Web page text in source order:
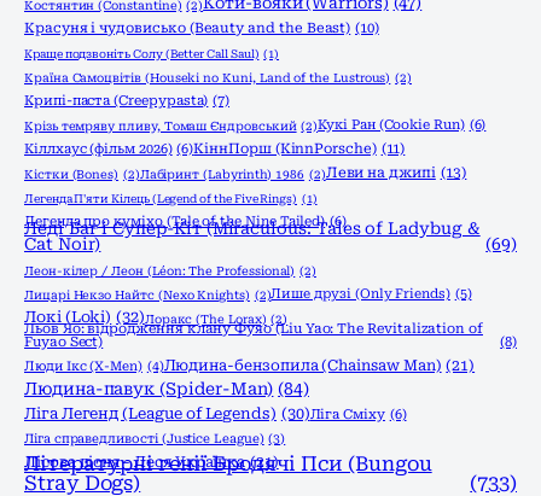
Костянтин (Constantine) (2)
Красуня і чудовисько (Beauty and the Beast) (10)
Краще подзвоніть Солу (Better Call Saul) (1)
Країна Самоцвітів (Houseki no Kuni, Land of the Lustrous) (2)
Крипі-паста (Creepypasta) (7)
Крізь темряву пливу, Томаш Єндровський (2)Кукі Ран (Cookie Run) (6)
Кіллхаус (фільм 2026) (6)КіннПорш (KinnPorsche) (11)
Кістки (Bones) (2)Лабіринт (Labyrinth) 1986 (2)Леви на джипі (13)
Легенда П'яти Кілець (Legend of the Five Rings) (1)
Легенда про куміхо (Tale of the Nine Tailed) (6)
Леді Баг і Супер-Кіт (Miraculous: Tales of Ladybug &
Cat Noir)
(69)
Леон-кілер / Леон (Léon: The Professional) (2)
Лицарі Некзо Найтс (Nexo Knights) (2)Лише друзі (Only Friends) (5)
Локі (Loki) (32)Лоракс (The Lorax) (2)
Льов Яо: відродження клану Фуяо (Liu Yao: The Revitalization of
Fuyao Sect)
(8)
Люди Ікс (X-Men) (4)Людина-бензопила (Chainsaw Man) (21)
Людина-павук (Spider-Man) (84)
Ліга Легенд (League of Legends) (30)Ліга Сміху (6)
Ліга справедливості (Justice League) (3)
Лісова пісня - Леся Українка (21)
Літературні генії Бродячі Пси (Bungou
Stray Dogs)
(733)